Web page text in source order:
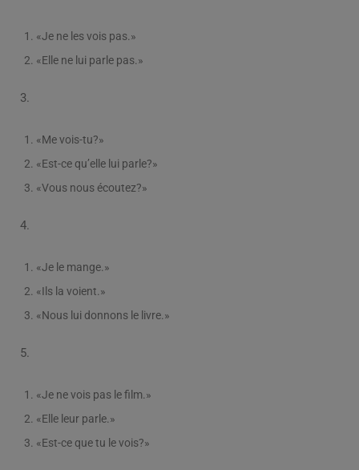
«Je ne les vois pas.»
«Elle ne lui parle pas.»
3.
«Me vois-tu?»
«Est-ce qu’elle lui parle?»
«Vous nous écoutez?»
4.
«Je le mange.»
«Ils la voient.»
«Nous lui donnons le livre.»
5.
«Je ne vois pas le film.»
«Elle leur parle.»
«Est-ce que tu le vois?»